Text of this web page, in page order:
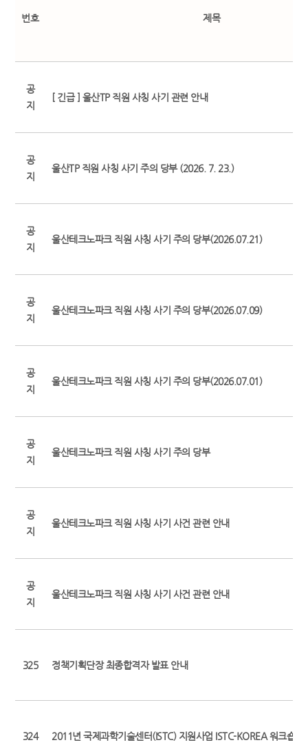
번호 제목
공
지
[ 긴급 ] 울산TP 직원 사칭 사기 관련 안내
공
지
울산TP 직원 사칭 사기 주의 당부 (2026. 7. 23.)
공
지
울산테크노파크 직원 사칭 사기 주의 당부(2026.07.21)
공
지
울산테크노파크 직원 사칭 사기 주의 당부(2026.07.09)
공
지
울산테크노파크 직원 사칭 사기 주의 당부(2026.07.01)
공
지
울산테크노파크 직원 사칭 사기 주의 당부
공
지
울산테크노파크 직원 사칭 사기 사건 관련 안내
공
지
울산테크노파크 직원 사칭 사기 사건 관련 안내
325 정책기획단장 최종합격자 발표 안내
324 2011년 국제과학기술센터(ISTC) 지원사업 ISTC-KOREA 워크숍